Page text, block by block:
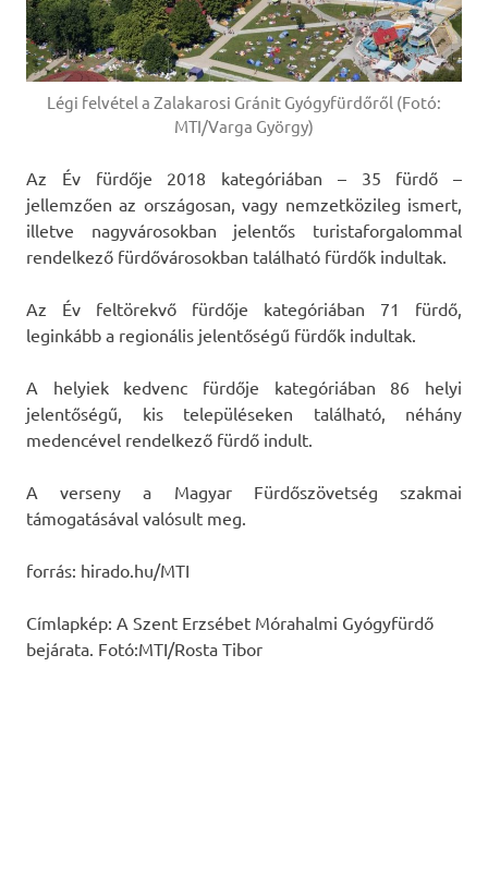
Légi felvétel a Zalakarosi Gránit Gyógyfürdőről (Fotó:
MTI/Varga György)
Az Év fürdője 2018 kategóriában – 35 fürdő –
jellemzően az országosan, vagy nemzetközileg ismert,
illetve nagyvárosokban jelentős turistaforgalommal
rendelkező fürdővárosokban található fürdők indultak.
Az Év feltörekvő fürdője kategóriában 71 fürdő,
leginkább a regionális jelentőségű fürdők indultak.
A helyiek kedvenc fürdője kategóriában 86 helyi
jelentőségű, kis településeken található, néhány
medencével rendelkező fürdő indult.
A verseny a Magyar Fürdőszövetség szakmai
támogatásával valósult meg.
forrás: hirado.hu/MTI
Címlapkép: A Szent Erzsébet Mórahalmi Gyógyfürdő
bejárata. Fotó:MTI/Rosta Tibor